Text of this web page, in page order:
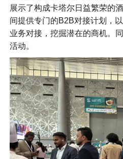
展示了构成卡塔尔日益繁荣的
间提供专门的B2B对接计划，
业务对接，挖掘潜在的商机。
活动。